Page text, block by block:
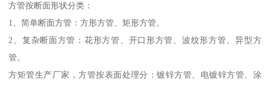
方管按断面形状分类：
1、简单断面方管：方形方管、矩形方管。
2、复杂断面方管：花形方管、开口形方管、波纹形方管、异型方
管。
方矩管生产厂家，方管按表面处理分：镀锌方管、电镀锌方管、涂